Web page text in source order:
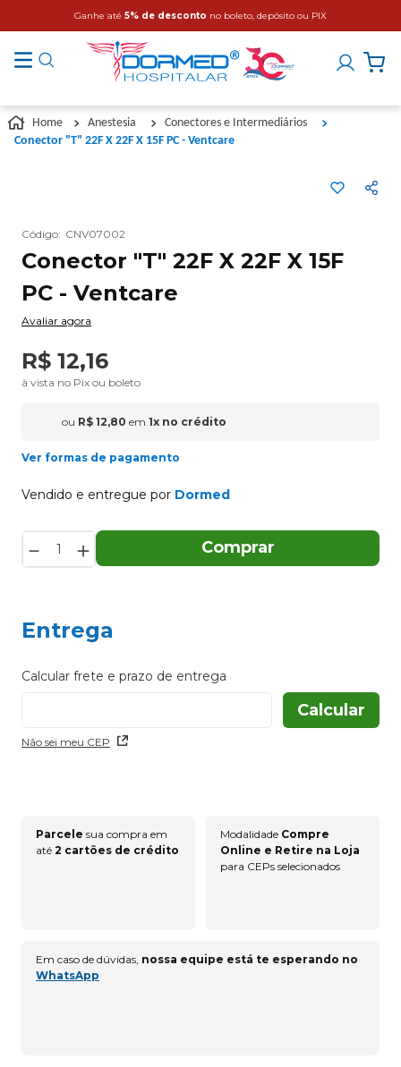
Ganhe até 5% de desconto no boleto, depósito ou PIX
Anestesia
Conectores e Intermediários
Conector "T" 22F X 22F X 15F PC - Ventcare
Código: CNV07002
Conector "T" 22F X 22F X 15F
PC - Ventcare
Avaliar agora
R$ 12,16
à vista no Pix ou boleto
ou R$ 12,80 em 1x no crédito
Ver formas de pagamento
Vendido e entregue por Dormed
＋
－ Comprar
Entrega
Não sei meu CEP
Parcele sua compra em
até 2 cartões de crédito
Modalidade Compre
Online e Retire na Loja
para CEPs selecionados
Em caso de dúvidas, nossa equipe está te esperando no
WhatsApp